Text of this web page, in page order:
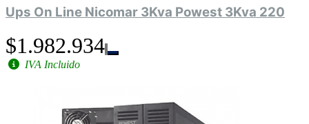
Ups On Line Nicomar 3Kva Powest 3Kva 220
$1.982.934
IVA Incluido